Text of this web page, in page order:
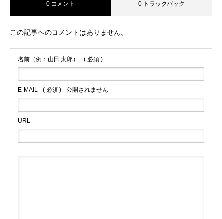
個人情報保護方針
0 コメント 0 トラックバック
この記事へのコメントはありません。
名前（例：山田 太郎） ( 必須 )
E-MAIL ( 必須 ) - 公開されません -
URL